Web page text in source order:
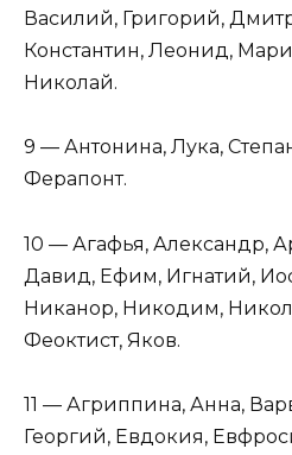
Василий, Григорий,
Константин, Леонид,
Николай.
9 — Антонина, Лука,
Ферапонт.
10 — Агафья, Александр,
Давид, Ефим, Игнатий,
Никанор, Никодим,
Феоктист, Яков.
11 — Агриппина, Анна,
Георгий, Евдокия,